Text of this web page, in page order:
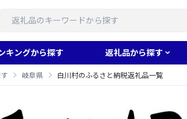
キングから探す 返礼品から探す
岐阜県 白川村のふるさと納税返礼品一覧